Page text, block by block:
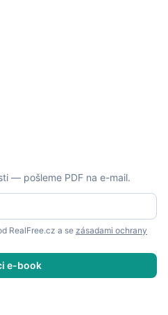
— pošleme PDF na e-mail.
RealFree.cz a se zásadami ochrany
e-book